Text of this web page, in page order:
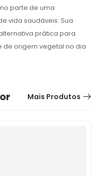
parte de uma
vida saudáveis. Sua
prática para
de origem vegetal no dia
Mais Produtos